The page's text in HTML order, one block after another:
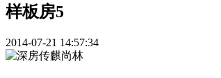
样板房5
2014-07-21 14:57:34